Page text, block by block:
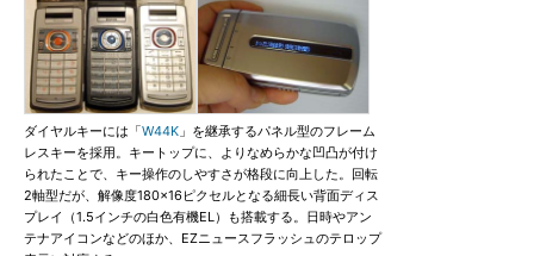
ダイヤルキーには「W44K 」を継承するパネル型のフレーム
レスキーを採用。キートップに、よりなめらかな凹凸が付け
られたことで、キー操作のしやすさが格段に向上した。回転
2軸型だが、解像度180×16ピクセルとなる細長い背面ディス
プレイ（1.5インチの白色有機EL）も搭載する。日時やアン
テナアイコンなどのほか、EZニュースフラッシュのテロップ